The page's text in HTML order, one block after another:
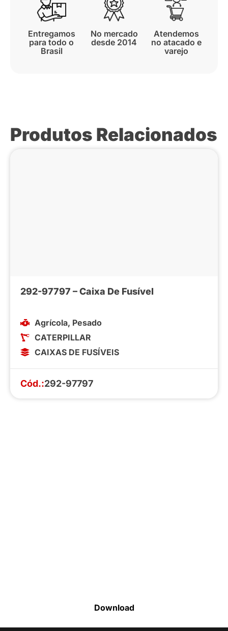
Entregamos
para todo o
Brasil
No mercado
desde 2014
Atendemos
no atacado e
varejo
Produtos Relacionados
292-97797 – Caixa De Fusível
Agrícola, Pesado
CATERPILLAR
CAIXAS DE FUSÍVEIS
Cód.:292-97797
Download